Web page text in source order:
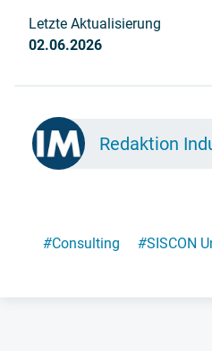
Letzte Aktualisierung
02.06.2026
Redaktion
#Consulting #SISCON